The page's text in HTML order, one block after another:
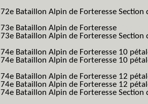
72e Bataillon Alpin de Forteresse
73e Bataillon Alpin de Forteresse
73e Bataillon Alpin de Forteresse
74e Bataillon Alpin de Forteresse 10
74e Bataillon Alpin de Forteresse 10
74e Bataillon Alpin de Forteresse 12
74e Bataillon Alpin de Forteresse 12
74e Bataillon Alpin de Forteresse